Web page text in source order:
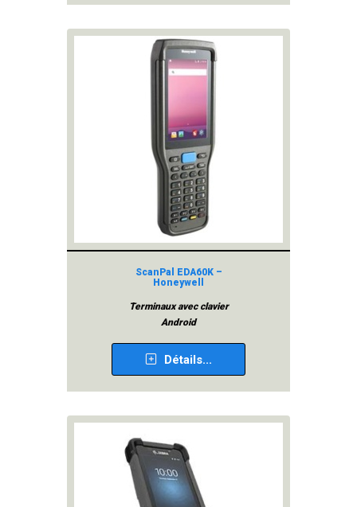
ScanPal EDA60K –
Honeywell
Terminaux avec clavier
Android
Détails...